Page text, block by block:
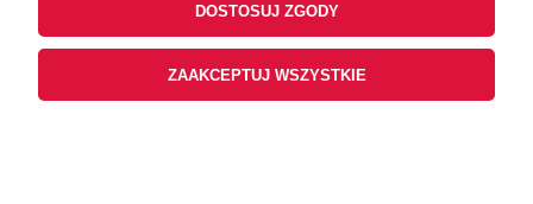
Informacje
DOSTOSUJ ZGODY
ZAAKCEPTUJ WSZYSTKIE